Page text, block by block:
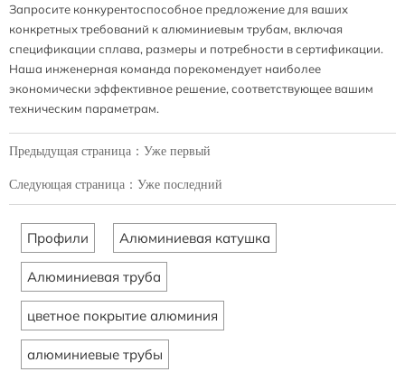
Запросите конкурентоспособное предложение для ваших
конкретных требований к алюминиевым трубам, включая
спецификации сплава, размеры и потребности в сертификации.
Наша инженерная команда порекомендует наиболее
экономически эффективное решение, соответствующее вашим
техническим параметрам.
Предыдущая страница：Уже первый
Следующая страница：Уже последний
Профили Алюминиевая катушка
Алюминиевая труба
цветное покрытие алюминия
алюминиевые трубы